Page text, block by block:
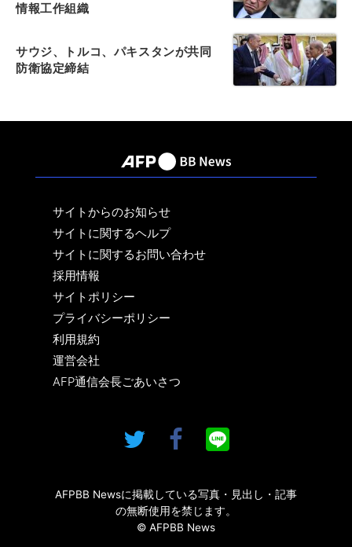
情報工作組織
サウジ、トルコ、パキスタンが共同
防衛協定締結
サイトからのお知らせ
サイトに関するヘルプ
サイトに関するお問い合わせ
採用情報
サイトポリシー
プライバシーポリシー
利用規約
運営会社
AFP通信会長ごあいさつ
AFPBB Newsに掲載している写真・見出し・記事
の無断使用を禁じます。
© AFPBB News